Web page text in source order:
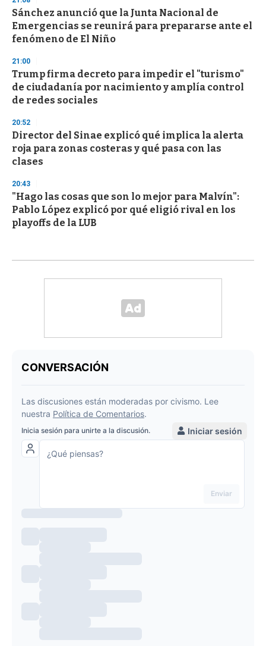
Sánchez anunció que la Junta Nacional de
Emergencias se reunirá para prepararse ante el
fenómeno de El Niño
21:00
Trump firma decreto para impedir el "turismo"
de ciudadanía por nacimiento y amplía control
de redes sociales
20:52
Director del Sinae explicó qué implica la alerta
roja para zonas costeras y qué pasa con las
clases
20:43
"Hago las cosas que son lo mejor para Malvín":
Pablo López explicó por qué eligió rival en los
playoffs de la LUB